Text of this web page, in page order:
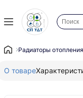
Радиаторы
О товаре